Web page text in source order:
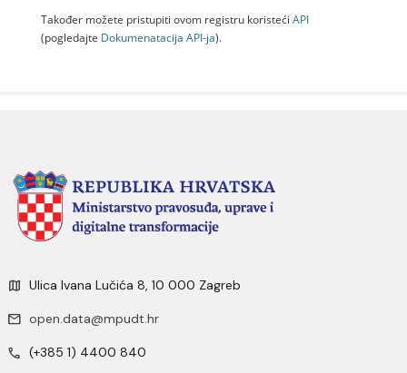
Također možete pristupiti ovom registru koristeći API
(pogledajte Dokumenаtаcijа API-jа).